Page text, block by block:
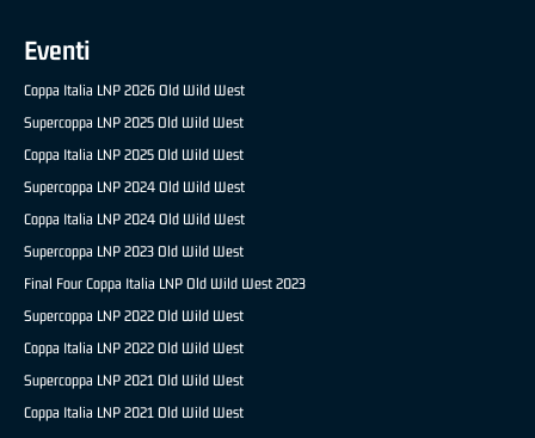
Eventi
Coppa Italia LNP 2026 Old Wild West
Supercoppa LNP 2025 Old Wild West
Coppa Italia LNP 2025 Old Wild West
Supercoppa LNP 2024 Old Wild West
Coppa Italia LNP 2024 Old Wild West
Supercoppa LNP 2023 Old Wild West
Final Four Coppa Italia LNP Old Wild West 2023
Supercoppa LNP 2022 Old Wild West
Coppa Italia LNP 2022 Old Wild West
Supercoppa LNP 2021 Old Wild West
Coppa Italia LNP 2021 Old Wild West